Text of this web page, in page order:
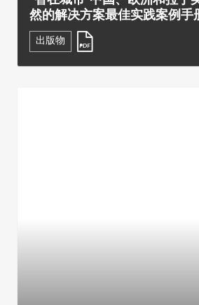
然的解决方案最佳实践案例手
出版物